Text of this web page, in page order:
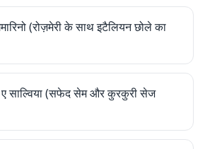
(रोज़मेरी के साथ इटैलियन छोले का
साल्विया (सफेद सेम और कुरकुरी सेज